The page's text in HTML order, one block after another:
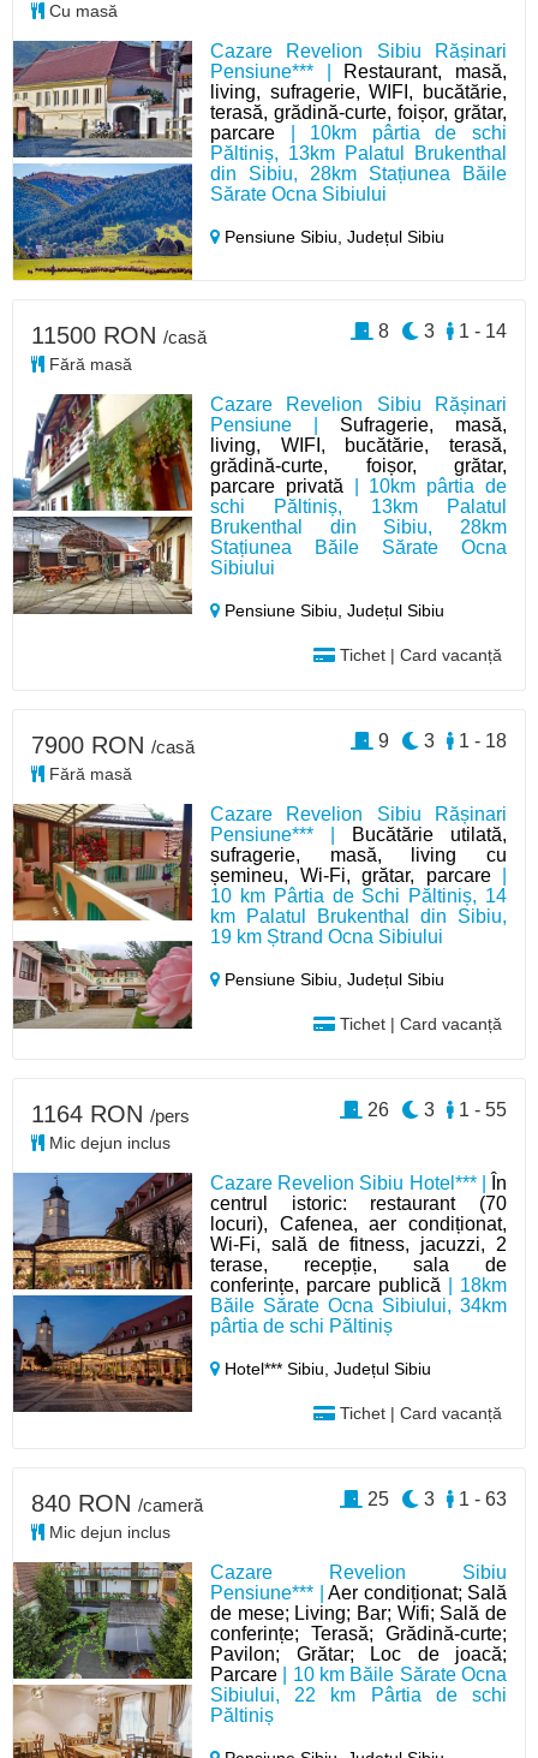
Cazare Revelion Sibiu Rășinari
Pensiune*** | Restaurant, masă,
living, sufragerie, WIFI, bucătărie,
terasă, grădină-curte, foișor, grătar,
parcare | 10km pârtia de schi
Păltiniș, 13km Palatul Brukenthal
din Sibiu, 28km Stațiunea Băile
Sărate Ocna Sibiului
Pensiune Sibiu,Județul Sibiu
Cu masă
Cazare Revelion Sibiu Rășinari
Pensiune | Sufragerie, masă,
living, WIFI, bucătărie, terasă,
grădină-curte, foișor, grătar,
parcare privată | 10km pârtia de
schi Păltiniș, 13km Palatul
Brukenthal din Sibiu, 28km
Stațiunea Băile Sărate Ocna
Sibiului
Pensiune Sibiu,Județul Sibiu
Tichet | Card vacanță
11500 RON /casă
Fără masă
1 - 14
3
8
Cazare Revelion Sibiu Rășinari
Pensiune*** |
Bucătărie utilată,
sufragerie, masă, living cu
șemineu, Wi-Fi, grătar, parcare|
10 km Pârtia de Schi Păltiniș, 14
km Palatul Brukenthal din Sibiu,
19 km Ștrand Ocna Sibiului
Pensiune Sibiu,Județul Sibiu
Tichet | Card vacanță
7900 RON /casă
Fără masă
1 - 18
3
9
Cazare Revelion Sibiu Hotel*** |
În
centrul istoric: restaurant (70
locuri), Cafenea, aer condiționat,
Wi-Fi, sală de fitness, jacuzzi, 2
terase, recepție, sala de
conferințe, parcare publică | 18km
Băile Sărate Ocna Sibiului, 34km
pârtia de schi Păltiniș
Hotel*** Sibiu,Județul Sibiu
Tichet | Card vacanță
1164 RON /pers
Mic dejun inclus
1 - 55
3
26
Cazare Revelion Sibiu
Pensiune*** |Aer condiționat; Sală
de mese; Living; Bar; Wifi; Sală de
conferințe; Terasă; Grădină-curte;
Pavilon; Grătar; Loc de joacă;
Parcare | 10 km Băile Sărate Ocna
Sibiului, 22 km Pârtia de schi
Păltiniș
840 RON /cameră
Mic dejun inclus
1 - 63
3
25